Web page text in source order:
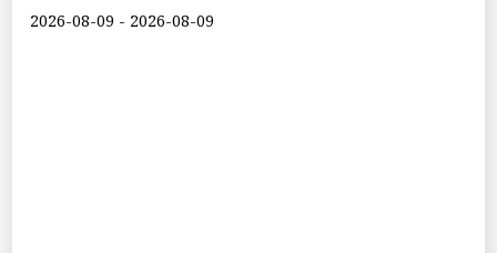
2026-08-09 - 2026-08-09